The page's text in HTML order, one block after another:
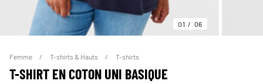
01 06
Femme T-shirts & Hauts T-shirts
T-SHIRT EN COTON UNI BASIQUE